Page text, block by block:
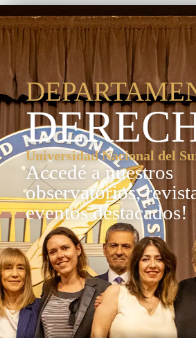
Universidad Nacional del
Accedé a nuestros
observatorios,
eventos destacados!